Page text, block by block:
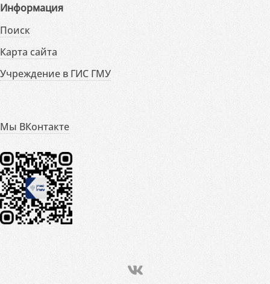
Информация
Поиск
Карта сайта
Учреждение в ГИС ГМУ
Мы ВКонтакте